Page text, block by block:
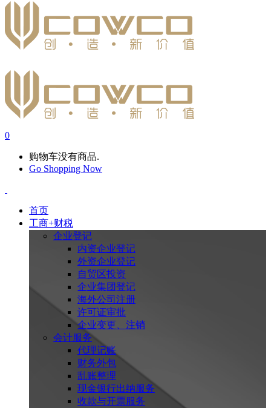
0
购物车没有商品.
Go Shopping Now
首页
工商+财税
企业登记
内资企业登记
外资企业登记
自贸区投资
企业集团登记
海外公司注册
许可证审批
企业变更、注销
会计服务
代理记账
财务外包
乱账整理
现金银行出纳服务
收款与开票服务